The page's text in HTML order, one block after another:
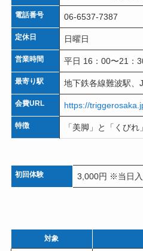
電話番号 06-6537-7387
定休日 日曜日
営業時間 平日 16：00〜21：
最寄り駅 地下鉄各線難波駅、
会費URL https://
特徴 「美脚」と「くび
初回体験 3,000円 ※当日入
対象